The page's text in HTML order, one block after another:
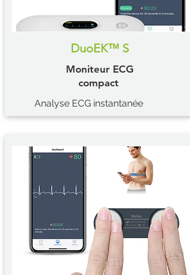
DuoEK™ S
Moniteur ECG
compact
Analyse ECG instantanée